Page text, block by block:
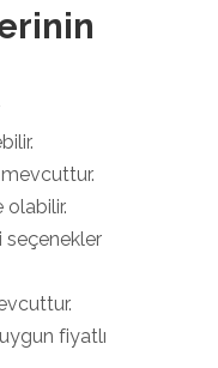
mevcuttur.
olabilir.
seçenekler
fiyatlı